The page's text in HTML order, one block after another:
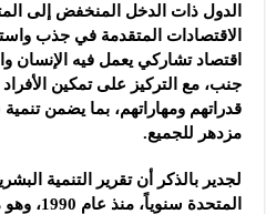
الدول ذات الدخل المنخفض إلى
الاقتصادات المتقدمة في جذب
اقتصاد تشاركي يعمل فيه الإنسان
جنب، مع التركيز على تمكين الأفراد
قدراتهم ومهاراتهم، بما يضمن
مزدهر للجميع.
لجدير بالذكر أن تقرير التنمية
المتحدة